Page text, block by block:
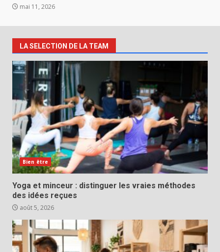
mai 11, 2026
LA SELECTION DE LA TEAM
Bien être
Yoga et minceur : distinguer les vraies méthodes
des idées reçues
août 5, 2026